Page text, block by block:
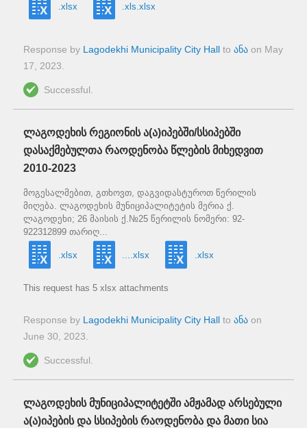
.xlsx .xls.xlsx
Response by Lagodekhi Municipality City Hall to ანა on May
17, 2023
Successful.
ლაგოდეხის რეგიონის ა(ა)იპებში/სსიპებში
დასაქმებულთა რაოდენობა წლების მიხედვით
2010-2023
მოგესალმებით, გთხოვთ, დაგვიდასტუროთ წერილის
მიღება. ლაგოდეხის მუნიციპალიტეტის მერია ქ.
ლაგოდეხი; 26 მაისის ქ.№25 წერილის ნომერი: 92-
922312899 თარიღ...
.xlsx ....xlsx .xlsx
This request has 5 xlsx attachments
Response by Lagodekhi Municipality City Hall to ანა on
June 30, 2023.
Successful.
ლაგოდეხის მუნიციპალიტეტში ამჟამად არსებული
ა(ა)იპების და სსიპების რაოდენობა და მათი სია